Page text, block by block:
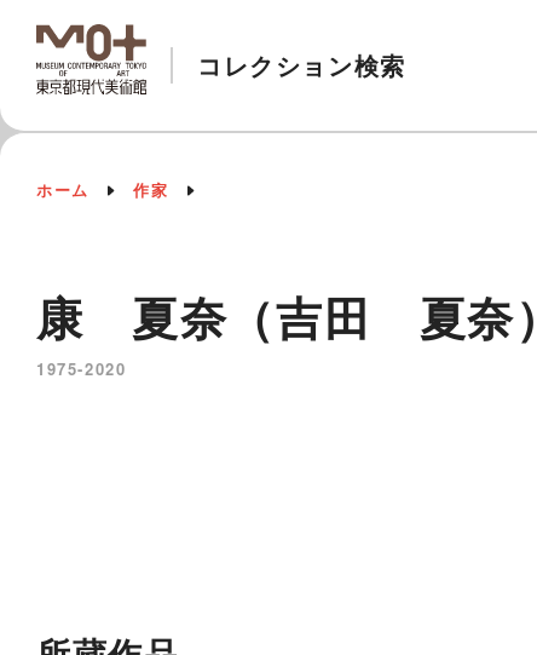
コレクション検索
ホーム 作家
康 夏奈（吉田 夏奈
1975-2020